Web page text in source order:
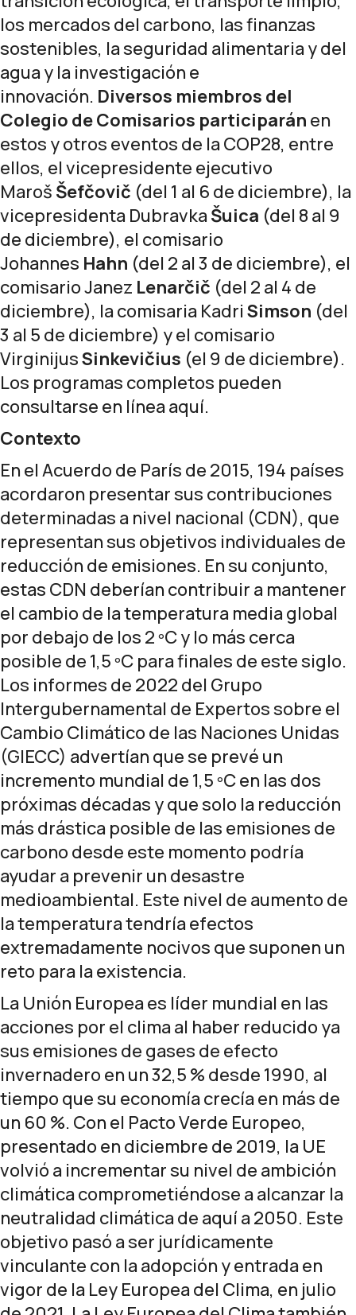
los mercados del carbono, las finanzas
sostenibles, la seguridad alimentaria y del
agua y la investigación e
innovación. Diversos miembros del
Colegio de Comisarios participarán en
estos y otros eventos de la COP28, entre
ellos, el vicepresidente ejecutivo
Maroš Šefčovič (del 1 al 6 de diciembre), la
vicepresidenta Dubravka Šuica (del 8 al 9
de diciembre), el comisario
Johannes Hahn (del 2 al 3 de diciembre), el
comisario Janez Lenarčič (del 2 al 4 de
diciembre), la comisaria Kadri Simson (del
3 al 5 de diciembre) y el comisario
VirginijusSinkevičius (el 9 de diciembre).
Los programas completos pueden
consultarse en línea aquí.
Contexto
En el Acuerdo de París de 2015, 194 países
acordaron presentar sus contribuciones
determinadas a nivel nacional (CDN), que
representan sus objetivos individuales de
reducción de emisiones. En su conjunto,
estas CDN deberían contribuir a mantener
el cambio de la temperatura media global
por debajo de los 2 ºC y lo más cerca
posible de 1,5 ºC para finales de este siglo.
Los informes de 2022 del Grupo
Intergubernamental de Expertos sobre el
Cambio Climático de las Naciones Unidas
(GIECC) advertían que se prevé un
incremento mundial de 1,5 ºC en las dos
próximas décadas y que solo la reducción
más drástica posible de las emisiones de
carbono desde este momento podría
ayudar a prevenir un desastre
medioambiental. Este nivel de aumento de
la temperatura tendría efectos
extremadamente nocivos que suponen un
reto para la existencia.
La Unión Europea es líder mundial en las
acciones por el clima al haber reducido ya
sus emisiones de gases de efecto
invernadero en un 32,5 % desde 1990, al
tiempo que su economía crecía en más de
un 60 %. Con el Pacto Verde Europeo,
presentado en diciembre de 2019, la UE
volvió a incrementar su nivel de ambición
climática comprometiéndose a alcanzar la
neutralidad climática de aquí a 2050. Este
objetivo pasó a ser jurídicamente
vinculante con la adopción y entrada en
vigor de la Ley Europea del Clima, en julio